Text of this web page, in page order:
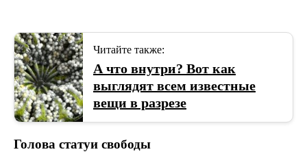
Читайте также:
А что внутри? Вот как
выглядят всем известные
вещи в разрезе
Голова статуи свободы